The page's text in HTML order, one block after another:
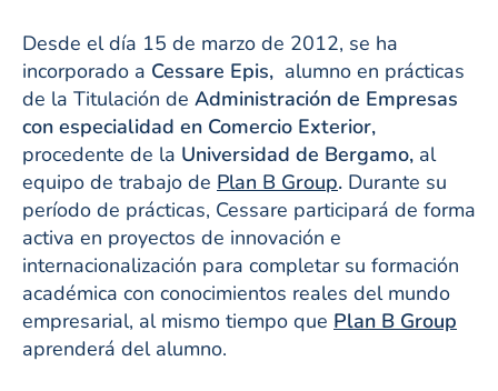
Desde el día 15 de marzo de 2012, se ha
incorporado a Cessare Epis, alumno en prácticas
de la Titulación de Administración de Empresas
con especialidad en Comercio Exterior,
procedente de la Universidad de Bergamo, al
equipo de trabajo de Plan B Group. Durante su
período de prácticas, Cessare participará de forma
activa en proyectos de innovación e
internacionalización para completar su formación
académica con conocimientos reales del mundo
empresarial, al mismo tiempo que Plan B Group
aprenderá del alumno.